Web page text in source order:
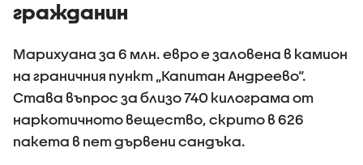
гражданин
Марихуана за 6 млн. евро е заловена в камион
на граничния пункт „Капитан Андреево“.
Става въпрос за близо 740 килограма от
наркотичното вещество, скрито в 626
пакета в пет дървени сандъка.